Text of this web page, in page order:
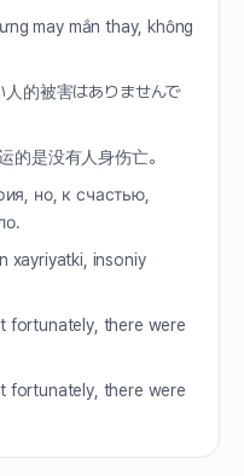
may mắn thay, không
的被害はありませんで
的是没有人身伤亡。
но, к счастью,
xayriyatki, insoniy
fortunately, there were
fortunately, there were